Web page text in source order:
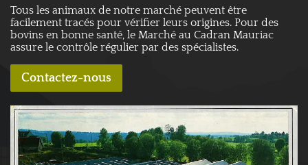
Tous les animaux de notre marché peuvent être
facilement tracés pour vérifier leurs origines. Pour des
bovins en bonne santé, le Marché au Cadran Mauriac
assure le contrôle régulier par des spécialistes.
Contactez-nous